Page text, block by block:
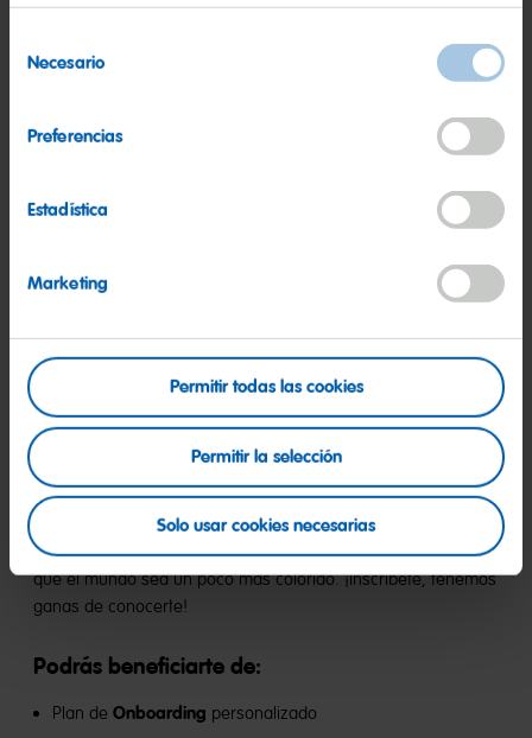
deNecesario
Preferencias
Estadística
Marketing
Permitir todas las cookies
Permitir la selección
Solo usar cookies necesarias
Recursos Humanos o similar. Valorable Máster en HR.
Experiencia mínima de 5 años en una posición similar,
Orientación a personas y a negocio, para entender sus
cada situación.
Orientación a resultados, proactividad y sensibilidad hacia
la mejora continua.
Vamos a inspirar juntos/as a las futuras generaciones – y
prepárate para disfrutar una carrera a largo plazo.
Benefíciate de nuestra exitosa combinación disfrutando como
un/una niño/a y con calidad: trabajemos juntos/as para hacer
que el mundo sea un poco más colorido. ¡Inscríbete, tenemos
ganas de conocerte!
Podrás beneficiarte de:
Plan de Onboarding personalizado